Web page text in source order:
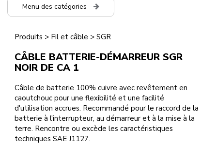
Menu des catégories
Produits > Fil et câble > SGR
CÂBLE BATTERIE-DÉMARREUR SGR
NOIR DE CA 1
Câble de batterie 100% cuivre avec revêtement en
caoutchouc pour une flexibilité et une facilité
d'utilisation accrues. Recommandé pour le raccord de la
batterie à l'interrupteur, au démarreur et à la mise à la
terre. Rencontre ou excède les caractéristiques
techniques SAE J1127.